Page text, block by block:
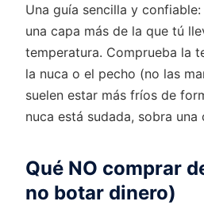
Una guía sencilla y
una capa más de la que tú
temperatura. Comprueba la
la nuca o el pecho (no las
suelen estar más fríos de
nuca está sudada, sobra una
Qué NO comprar
no botar dinero)